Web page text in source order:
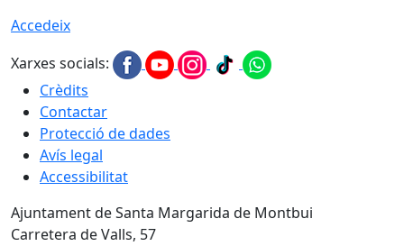
Accedeix
Xarxes socials:
Crèdits
Contactar
Protecció de dades
Avís legal
Accessibilitat
Ajuntament de Santa Margarida de Montbui
Carretera de Valls, 57